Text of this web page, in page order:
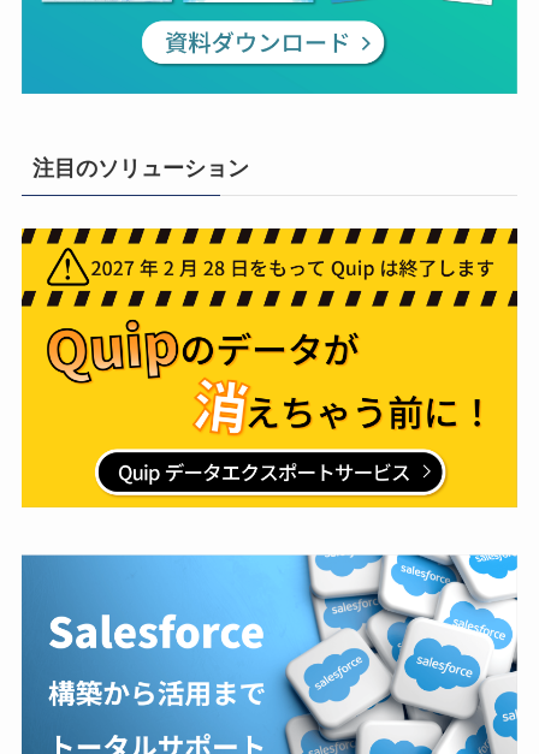
注目のソリューション